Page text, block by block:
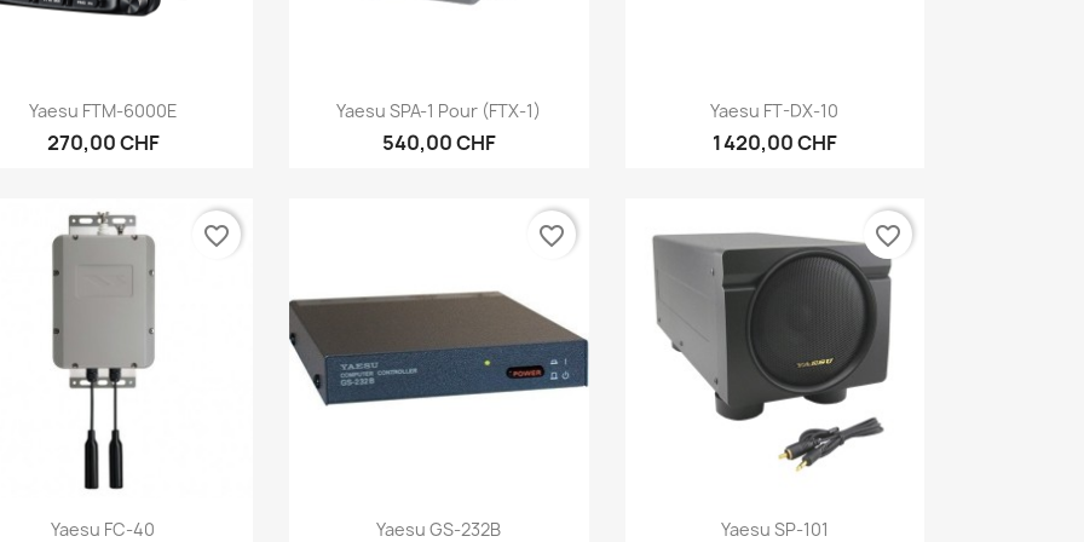
Aperçu rapide
Yaesu FTM-6000E
270,00 CHF
 Aperçu rapide
Yaesu SPA-1 Pour (FTX-1)
540,00 CHF
Aperçu rapide
Yaesu FT-DX-10
1 420,00 CHF
Aperçu rapide
Yaesu FC-40
favorite_border
Aperçu rapide
Yaesu GS-232B
favorite_border
Aperçu rapide
Yaesu SP-101
favorite_border